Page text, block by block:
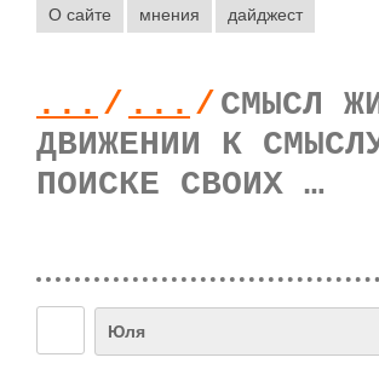
О сайте мнения дайджест
... / ... / СМЫСЛ
ДВИЖЕНИИ К
ПОИСКЕ СВОИХ …
Юля